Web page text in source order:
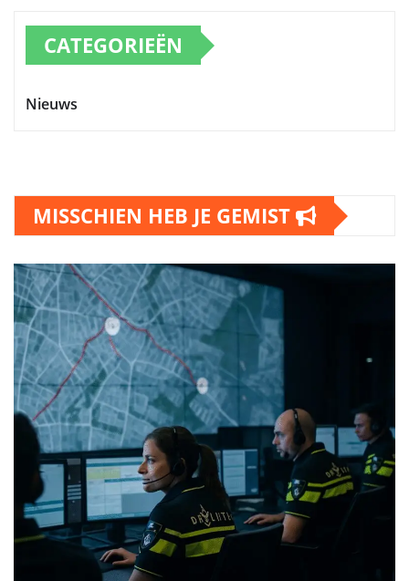
CATEGORIEËN
Nieuws
MISSCHIEN HEB JE GEMIST